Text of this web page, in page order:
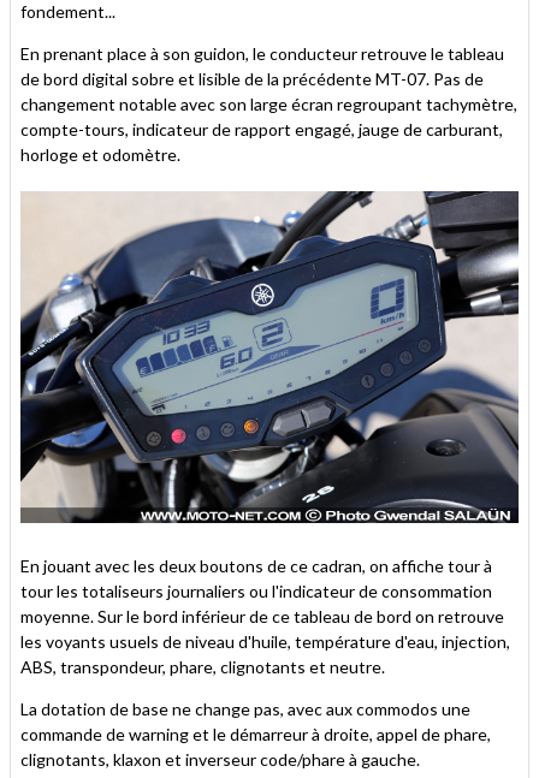
fondement...
En prenant place à son guidon, le conducteur retrouve le tableau
de bord digital sobre et lisible de la précédente MT-07. Pas de
changement notable avec son large écran regroupant tachymètre,
compte-tours, indicateur de rapport engagé, jauge de carburant,
horloge et odomètre.
En jouant avec les deux boutons de ce cadran, on affiche tour à
tour les totaliseurs journaliers ou l'indicateur de consommation
moyenne. Sur le bord inférieur de ce tableau de bord on retrouve
les voyants usuels de niveau d'huile, température d'eau, injection,
ABS, transpondeur, phare, clignotants et neutre.
La dotation de base ne change pas, avec aux commodos une
commande de warning et le démarreur à droite, appel de phare,
clignotants, klaxon et inverseur code/phare à gauche.